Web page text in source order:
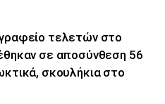
τελετών στο
σε αποσύνθεση 56
σκουλήκια στο